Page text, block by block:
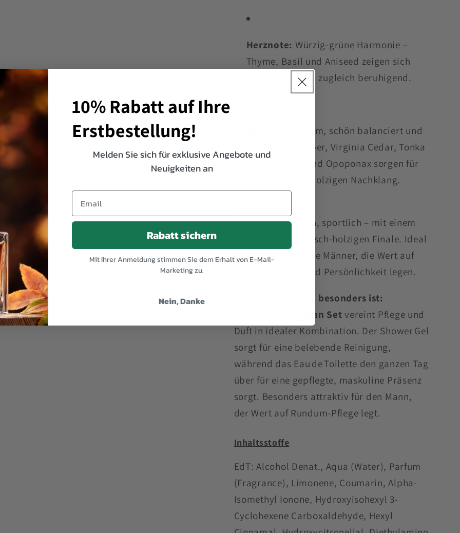
Herznote: Würzig-grüne Harmonie –
Thyme, Basil und Aniseed zeigen sich
aromatisch und zugleich beruhigend.
Warm, schön balanciert und
maskulin – Amber, Virginia Cedar, Tonka
Bean, Vanille und Opoponax sorgen für
einen sinnlich-holzigen Nachklang.
Frisch, aromatisch, sportlich – mit einem
dezenten orientalisch-holzigen Finale. Ideal
für aktive, moderne Männer, die Wert auf
Sauberkeit, Stil und Persönlichkeit legen.
Warum dieses Set besonders ist:
Bogner for Man Setvereint Pflege und
Duft in idealer Kombination. Der Shower Gel
sorgt für eine belebende Reinigung,
während das Eau de Toilette den ganzen Tag
über für eine gepflegte, maskuline Präsenz
sorgt. Besonders attraktiv für den Mann,
der Wert auf Rundum-Pflege legt.
Inhaltsstoffe
EdT: Alcohol Denat., Aqua (Water), Parfum
(Fragrance), Limonene, Coumarin, Alpha-
Isomethyl Ionone, Hydroxyisohexyl 3-
Cyclohexene Carboxaldehyde, Hexyl
10% Rabatt auf Ihre
Erstbestellung!
Melden Sie sich für exklusive Angebote und
Neuigkeiten an
Email
Rabatt sichern
Mit Ihrer Anmeldung stimmen Sie dem Erhalt von E-Mail-
Marketing zu.
Nein, Danke